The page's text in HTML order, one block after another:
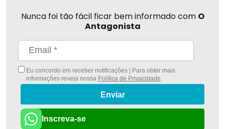
Nunca foi tão fácil ficar bem informado com O
Antagonista
Eu concordo em receber notificações | Para obter mais
informações reveja nossa Política de Privacidade
Enviar
Inscreva-se